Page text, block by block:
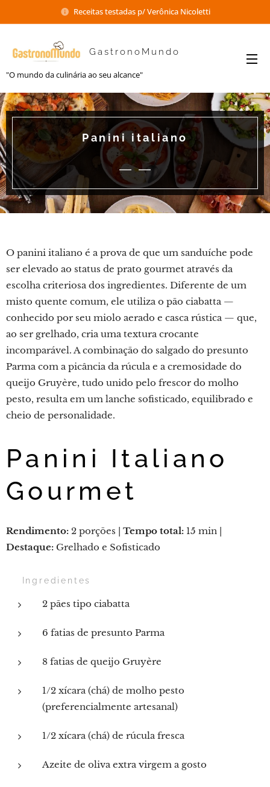
Receitas testadas p/ Verônica Nicoletti
GastronoMundo
"O mundo da culinária ao seu alcance"
Panini italiano
O panini italiano é a prova de que um sanduíche pode
ser elevado ao status de prato gourmet através da
escolha criteriosa dos ingredientes. Diferente de um
misto quente comum, ele utiliza o pão ciabatta —
conhecido por seu miolo aerado e casca rústica — que,
ao ser grelhado, cria uma textura crocante
incomparável. A combinação do salgado do presunto
Parma com a picância da rúcula e a cremosidade do
queijo Gruyère, tudo unido pelo frescor do molho
pesto, resulta em um lanche sofisticado, equilibrado e
cheio de personalidade.
Panini Italiano
Gourmet
Rendimento: 2 porções | Tempo total: 15 min |
Destaque: Grelhado e Sofisticado
🛒 Ingredientes
2 pães tipo ciabatta
6 fatias de presunto Parma
8 fatias de queijo Gruyère
1/2 xícara (chá) de molho pesto
(preferencialmente artesanal)
1/2 xícara (chá) de rúcula fresca
Azeite de oliva extra virgem a gosto